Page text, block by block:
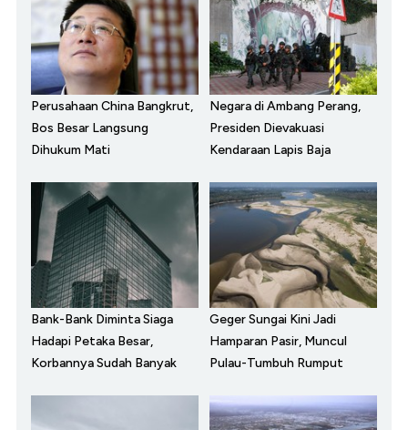
Perusahaan China Bangkrut,
Bos Besar Langsung
Dihukum Mati
Negara di Ambang Perang,
Presiden Dievakuasi
Kendaraan Lapis Baja
Bank-Bank Diminta Siaga
Hadapi Petaka Besar,
Korbannya Sudah Banyak
Geger Sungai Kini Jadi
Hamparan Pasir, Muncul
Pulau-Tumbuh Rumput